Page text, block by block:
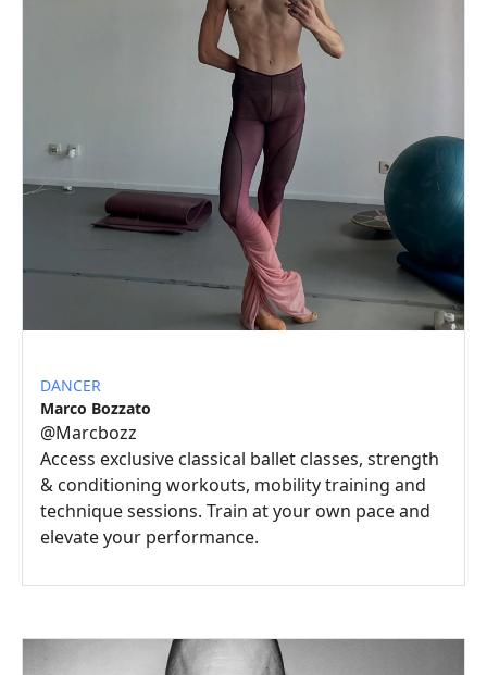
DANCER
Marco Bozzato
@Marcbozz
Access exclusive classical ballet classes, strength
& conditioning workouts, mobility training and
technique sessions. Train at your own pace and
elevate your performance.